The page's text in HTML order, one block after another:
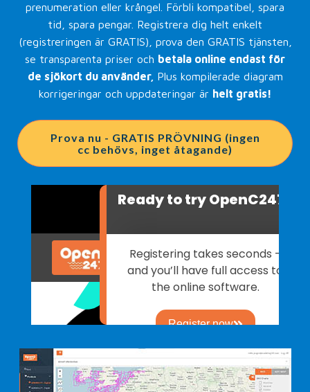
prenumeration eller krångel. Förbli kompatibel, spara
tid, spara pengar. Registrera dig helt enkelt
(registreringen är GRATIS), prova den GRATIS tjänsten,
se transparenta priser och betala online endast för
de sjökort du använder, Plus kompilerade diagram
korrigeringar och uppdateringar är helt gratis!
Prova nu - GRATIS PRÖVNING (ingen
cc behövs, inget åtagande)